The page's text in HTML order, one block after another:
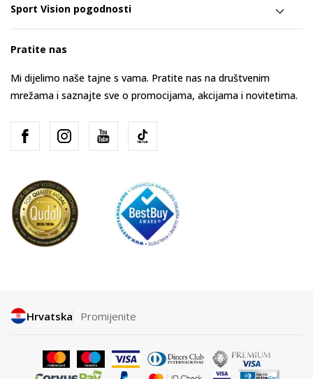
Sport Vision pogodnosti
Pratite nas
Mi dijelimo naše tajne s vama. Pratite nas na društvenim
mrežama i saznajte sve o promocijama, akcijama i novitetima.
Hrvatska Promijenite